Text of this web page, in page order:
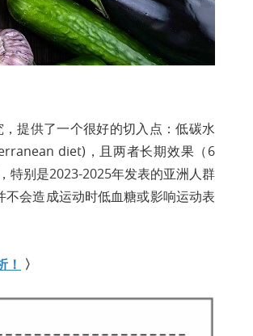
提供了一个很好的切入点：低碳水
diet)，且两者长期效果（6
特别是2023-2025年发表的亚洲人群
会造成运动时低血糖或影响运动表
！ 〉